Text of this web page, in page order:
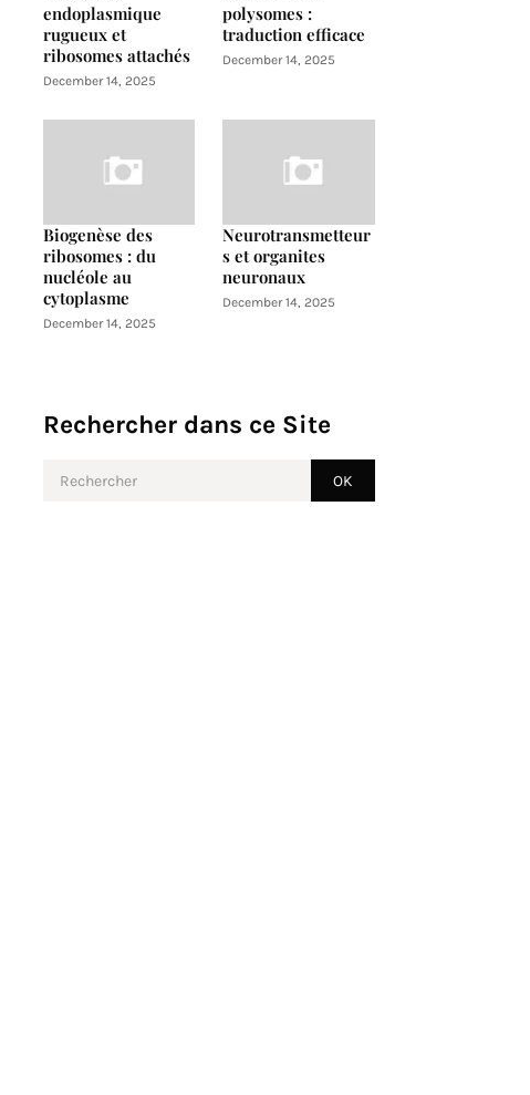
endoplasmique
rugueux et
ribosomes attachés
December 14, 2025
polysomes :
traduction efficace
December 14, 2025
Biogenèse des
ribosomes : du
nucléole au
cytoplasme
December 14, 2025
Neurotransmetteur
s et organites
neuronaux
December 14, 2025
Rechercher dans ce Site